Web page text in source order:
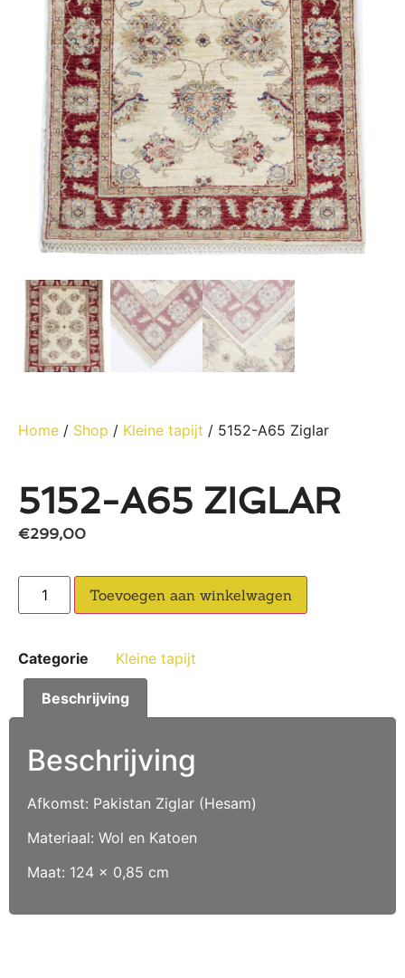
Home / Shop / Kleine tapijt / 5152-A65 Ziglar
5152-A65 ZIGLAR
€299,00
Toevoegen aan winkelwagen
Categorie Kleine tapijt
Beschrijving
Beschrijving
Afkomst: Pakistan Ziglar (Hesam)
Materiaal: Wol en Katoen
Maat: 124 x 0,85 cm